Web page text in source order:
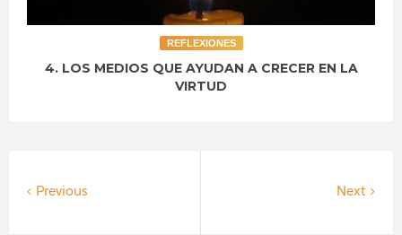
REFLEXIONES
4. LOS MEDIOS QUE AYUDAN A CRECER EN LA
VIRTUD
Next
Previous